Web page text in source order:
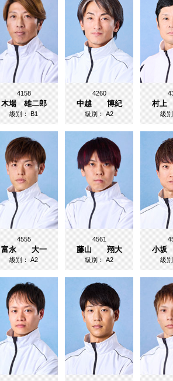
4158
木場 雄二郎
級別：B1
4260
中越 博紀
級別：A2
村
級
4555
富永 大一
級別：A2
4561
藤山 翔大
級別：A2
小
級